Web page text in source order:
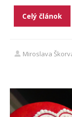
Celý článok
Miroslava